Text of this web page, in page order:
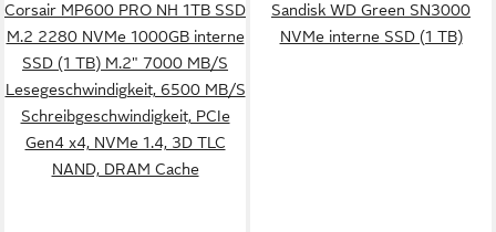
Corsair MP600 PRO NH 1TB SSD
M.2 2280 NVMe 1000GB interne
SSD (1 TB) M.2" 7000 MB/S
Lesegeschwindigkeit, 6500 MB/S
Schreibgeschwindigkeit, PCIe
Gen4 x4, NVMe 1.4, 3D TLC
NAND, DRAM Cache
Sandisk WD Green SN3000
NVMe interne SSD (1 TB)